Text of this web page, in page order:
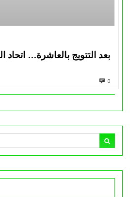
بعد التتويج بالعاشرة…
0